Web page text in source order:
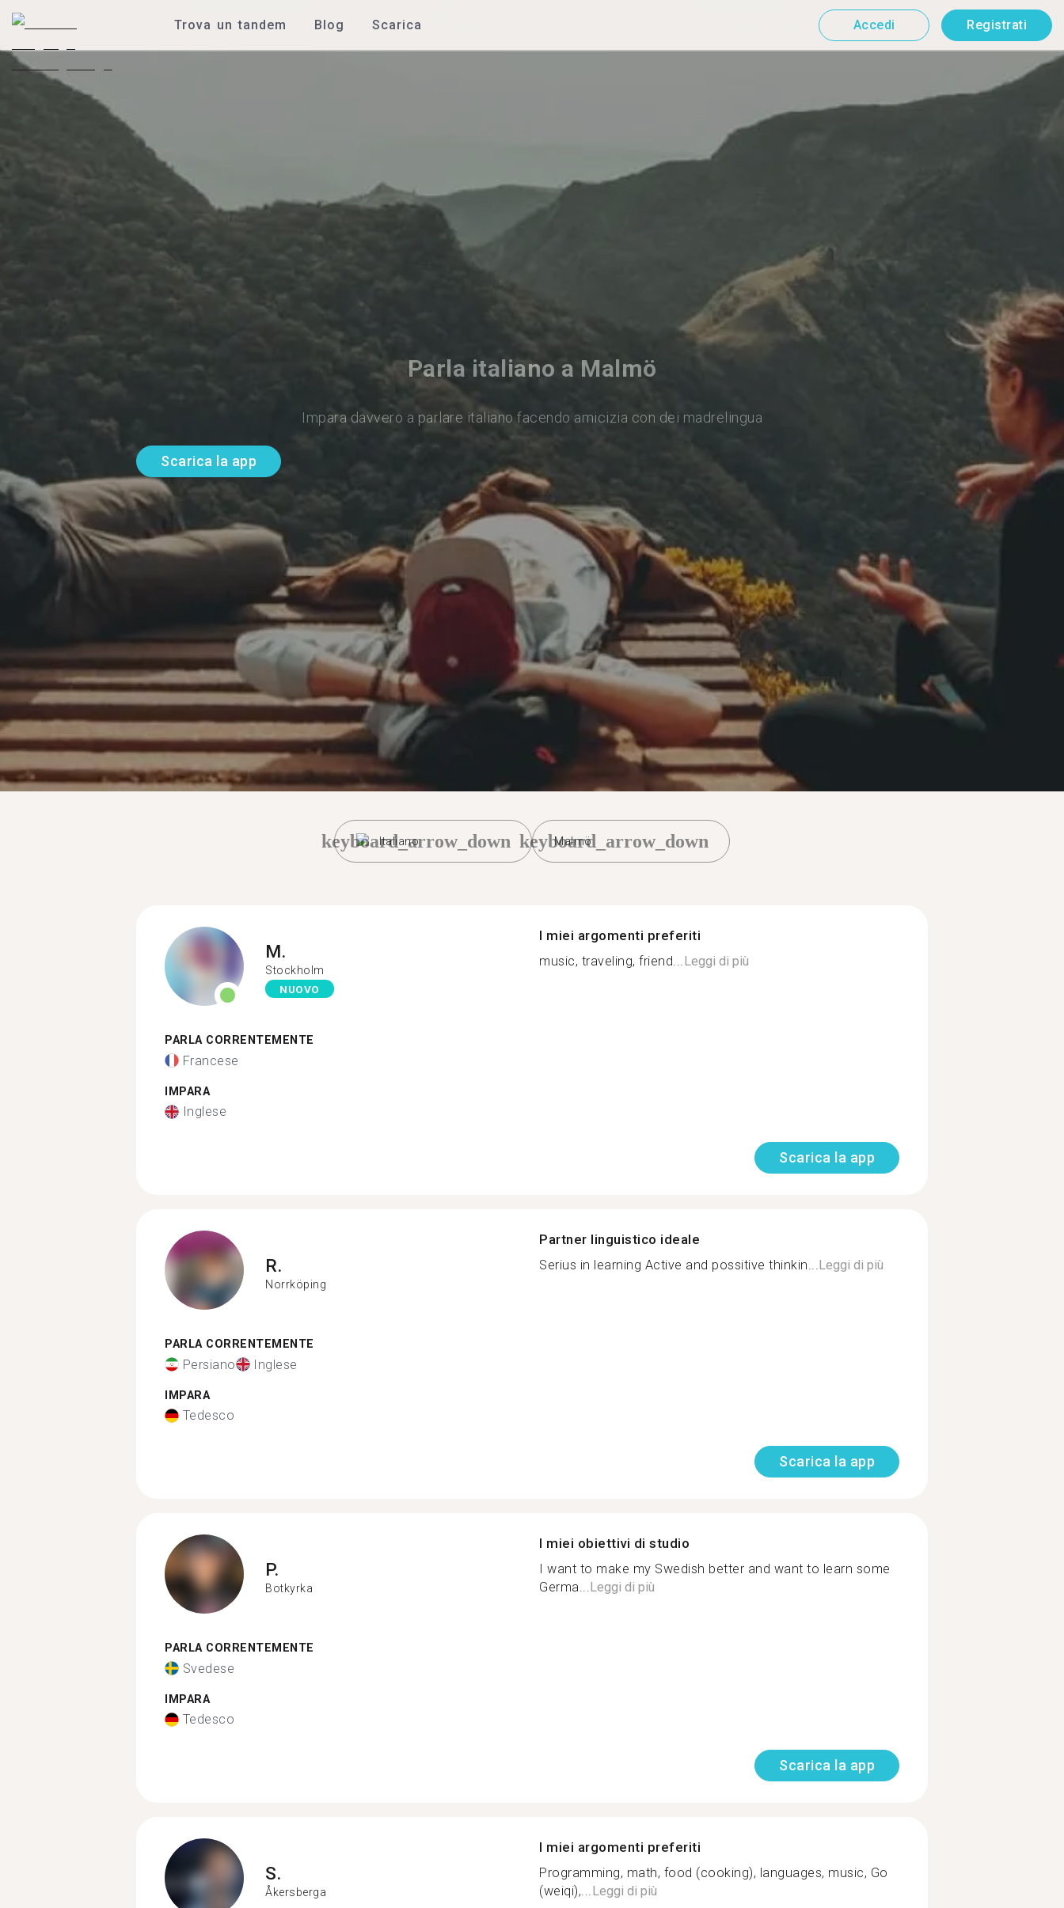
Trova un tandem Blog Scarica Accedi Registrati
Parla italiano a Malmö
Impara davvero a parlare italiano facendo amicizia con dei madrelingua
Scarica la app
Italiano
keyboard_arrow_down Malmö
keyboard_arrow_down
M.
Stockholm
NUOVO
PARLA CORRENTEMENTE
Francese
IMPARA
Inglese
I miei argomenti preferiti
music, traveling, friend...Leggi di più
Scarica la app
R.
Norrköping
PARLA CORRENTEMENTE
Persiano Inglese
IMPARA
Tedesco
Partner linguistico ideale
Serius in learning Active and possitive thinkin...Leggi di più
Scarica la app
P.
Botkyrka
PARLA CORRENTEMENTE
Svedese
IMPARA
Tedesco
I miei obiettivi di studio
I want to make my Swedish better and want to learn some
Germa...Leggi di più
Scarica la app
S.
Åkersberga
I miei argomenti preferiti
Programming, math, food (cooking), languages, music, Go
(weiqi),...Leggi di più